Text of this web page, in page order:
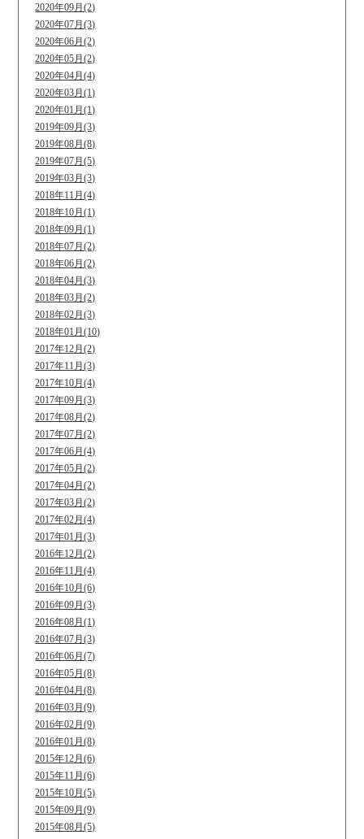
2020年09月(2)
2020年07月(3)
2020年06月(2)
2020年05月(2)
2020年04月(4)
2020年03月(1)
2020年01月(1)
2019年09月(3)
2019年08月(8)
2019年07月(5)
2019年03月(3)
2018年11月(4)
2018年10月(1)
2018年09月(1)
2018年07月(2)
2018年06月(2)
2018年04月(3)
2018年03月(2)
2018年02月(3)
2018年01月(10)
2017年12月(2)
2017年11月(3)
2017年10月(4)
2017年09月(3)
2017年08月(2)
2017年07月(2)
2017年06月(4)
2017年05月(2)
2017年04月(2)
2017年03月(2)
2017年02月(4)
2017年01月(3)
2016年12月(2)
2016年11月(4)
2016年10月(6)
2016年09月(3)
2016年08月(1)
2016年07月(3)
2016年06月(7)
2016年05月(8)
2016年04月(8)
2016年03月(9)
2016年02月(9)
2016年01月(8)
2015年12月(6)
2015年11月(6)
2015年10月(5)
2015年09月(9)
2015年08月(5)